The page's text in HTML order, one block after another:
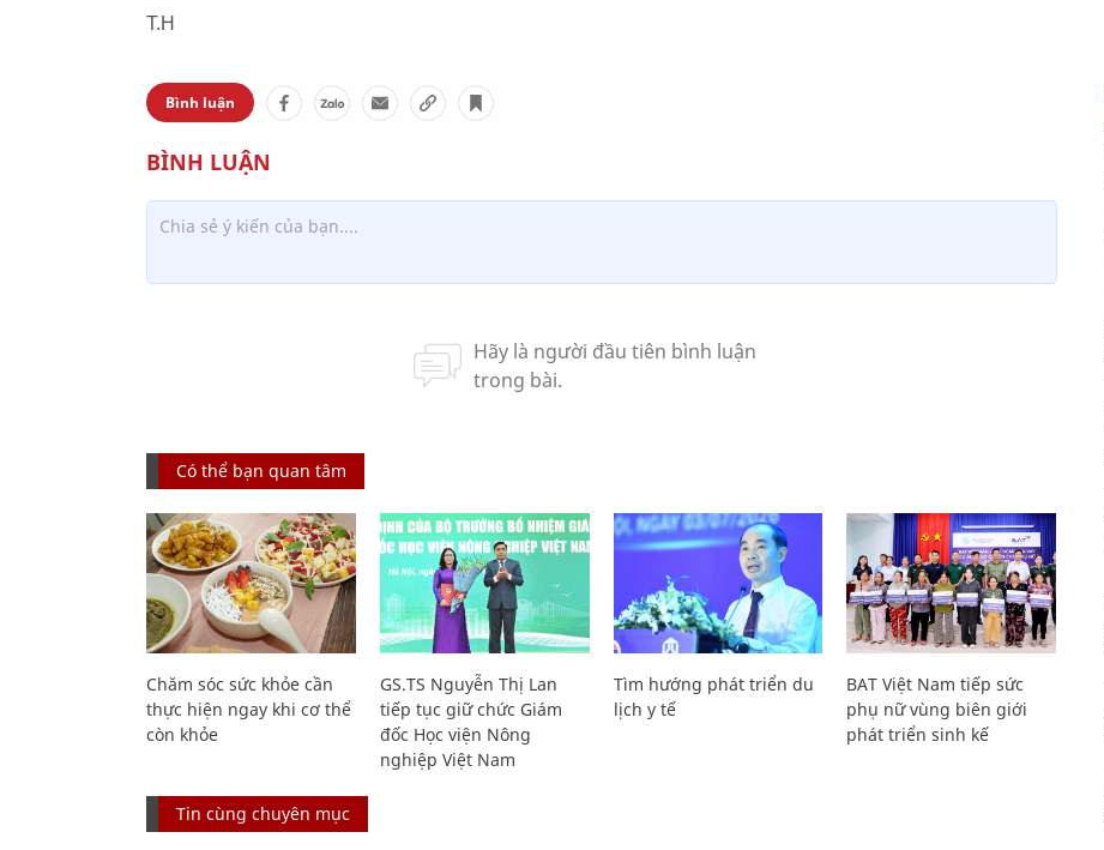
T.H
Bình luận
Có thể bạn quan tâm
Chăm sóc sức khỏe cần
thực hiện ngay khi cơ thể
còn khỏe
GS.TS Nguyễn Thị Lan
tiếp tục giữ chức Giám
đốc Học viện Nông
nghiệp Việt Nam
Tìm hướng phát triển du
lịch y tế
BAT Việt Nam tiếp sức
phụ nữ vùng biên giới
phát triển sinh kế
Tin cùng chuyên mục